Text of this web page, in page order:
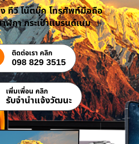
ทีวี โน๊ตบุ๊ค โทรศัพท์มือถือ
ฬิกา กระเป๋าแบรนด์เนม
ติดต่อเรา คลิก
098 829 3515
เพิ่มเพื่อน คลิก
รับจํานําแจ้งวัฒนะ